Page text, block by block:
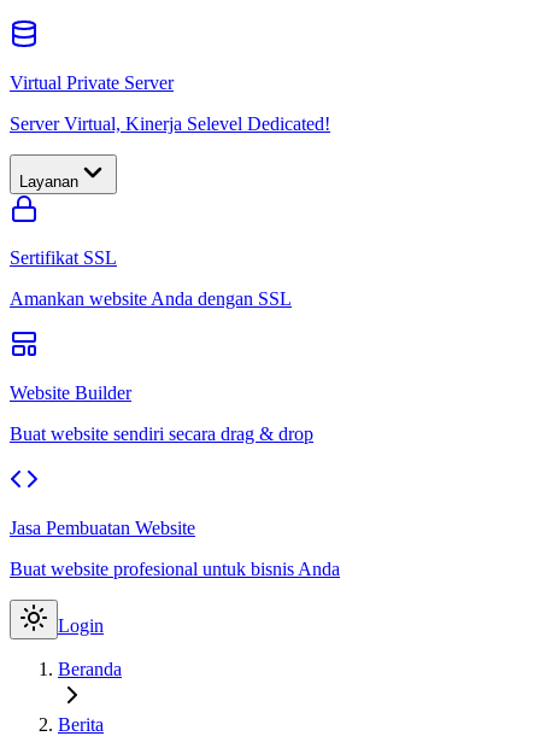
Virtual Private Server
Server Virtual, Kinerja Selevel Dedicated!
Layanan
Sertifikat SSL
Amankan website Anda dengan SSL
Website Builder
Buat website sendiri secara drag & drop
Jasa Pembuatan Website
Buat website profesional untuk bisnis Anda
Login
Beranda
Berita